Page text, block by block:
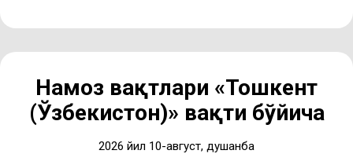
Намоз вақтлари «Тошкент
(Ўзбекистон)» вақти бўйича
2026 йил 10-август, душанба